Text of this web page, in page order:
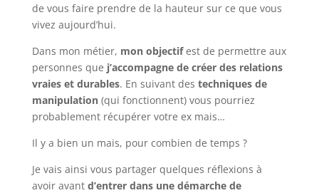
de vous faire prendre de la hauteur sur ce que vous
vivez aujourd’hui.
Dans mon métier, mon objectifest de permettre aux
personnes que j’accompagne de créer des relations
vraies et durables. En suivant des techniques de
manipulation(qui fonctionnent) vous pourriez
probablement récupérer votre ex mais…
Il y a bien un mais, pour combien de temps ?
Je vais ainsi vous partager quelques réflexions à
avoir avant d’entrer dans une démarche de